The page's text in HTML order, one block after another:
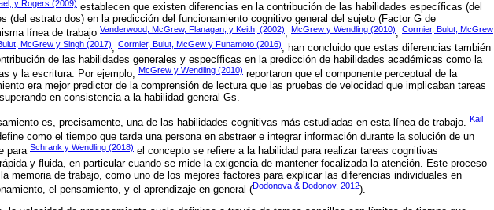
y Rogers (2009) establecen que existen diferencias en la contribución de las habilidades específicas (del
(del estrato dos) en la predicción del funcionamiento cognitivo general del sujeto (Factor G de
línea de trabajo Vanderwood, McGrew, Flanagan, y Keith, (2002), McGrew y Wendling (2010), Cormier, Bulut, McGrew
McGrew y Singh (2017), Cormier, Bulut, McGew y Funamoto (2016), han concluido que estas diferencias también
de las habilidades generales y específicas en la predicción de habilidades académicas como la
y la escritura. Por ejemplo, McGrew y Wendling (2010) reportaron que el componente perceptual de la
era mejor predictor de la comprensión de lectura que las pruebas de velocidad que implicaban tareas
en consistencia a la habilidad general Gs.
es, precisamente, una de las habilidades cognitivas más estudiadas en esta línea de trabajo.
Kail
como el tiempo que tarda una persona en abstraer e integrar información durante la solución de un
para Schrank y Wendling (2018) el concepto se refiere a la habilidad para realizar tareas cognitivas
y fluida, en particular cuando se mide la exigencia de mantener focalizada la atención. Este proceso
memoria de trabajo, como uno de los mejores factores para explicar las diferencias individuales en
el pensamiento, y el aprendizaje en general (Dodonova & Dodonov, 2012).